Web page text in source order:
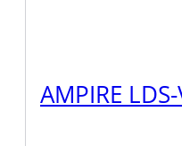
AMPIRE